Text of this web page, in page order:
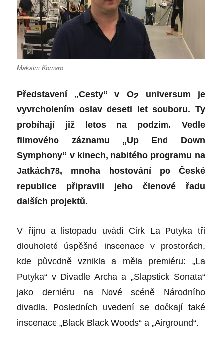
Maksim Komaro
Představení „Cesty“ v O2 universum je
vyvrcholením oslav deseti let souboru. Ty
probíhají již letos na podzim. Vedle
filmového záznamu „Up End Down
Symphony“ v kinech, nabitého programu na
Jatkách78, mnoha hostování po České
republice připravili jeho členové řadu
dalších projektů.
V říjnu a listopadu uvádí Cirk La Putyka tři
dlouholeté úspěšné inscenace v prostorách,
kde původně vznikla a měla premiéru: „La
Putyka“ v Divadle Archa a „Slapstick Sonata“
jako derniéru na Nové scéně Národního
divadla. Posledních uvedení se dočkají také
inscenace „Black Black Woods“ a „Airground“.